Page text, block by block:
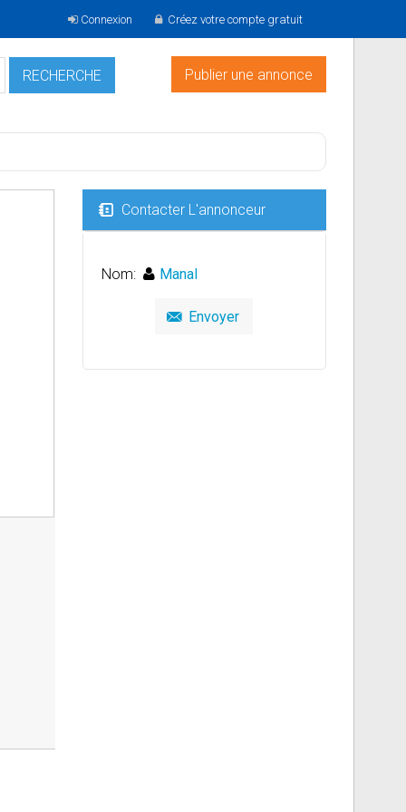
Connexion Créez votre compte gratuit
Publier une annonce
Contacter L'annonceur
Nom: Manal
Envoyer